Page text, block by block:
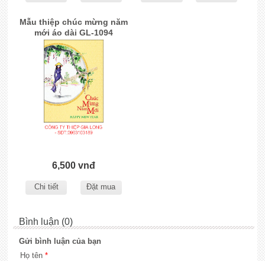
Mẫu thiệp chúc mừng năm
mới áo dài GL-1094
6,500 vnđ
Chi tiết Đặt mua
Bình luận (0)
Gửi bình luận của bạn
Họ tên *